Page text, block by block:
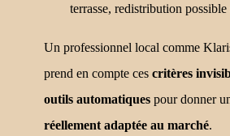
terrasse, redistribution possible
Un professionnel local comme
prend en compte ces critères
outils automatiques pour donner
réellement adaptée au marché.